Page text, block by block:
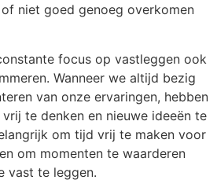
niet goed genoeg overkomen
focus op vastleggen ook
Wanneer we altijd bezig
van onze ervaringen, hebben
te denken en nieuwe ideeën te
om tijd vrij te maken voor
om momenten te waarderen
vast te leggen.